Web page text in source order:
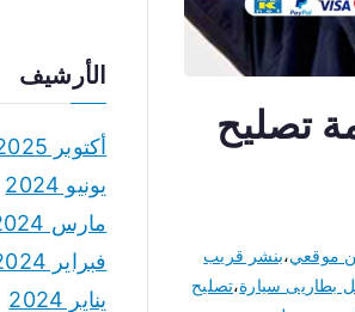
خدمة تصليح
موقعي،بنشر قريب
بطاريى سيارة،تصليح
الأرشيف
أكتوبر 2025
يونيو 2024
مارس 2024
فبراير 2024
يناير 2024